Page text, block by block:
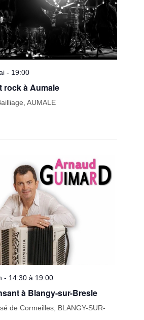
- 19:00
rock à Aumale
AUMALE
- 14:30 à 19:00
à Blangy-sur-Bresle
de Cormeilles, BLANGY-SUR-